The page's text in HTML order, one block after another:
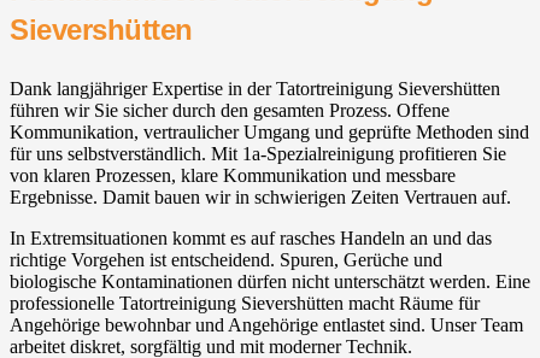
Sievershütten
Dank langjähriger Expertise in der Tatortreinigung Sievershütten
führen wir Sie sicher durch den gesamten Prozess. Offene
Kommunikation, vertraulicher Umgang und geprüfte Methoden sind
für uns selbstverständlich. Mit 1a-Spezialreinigung profitieren Sie
von klaren Prozessen, klare Kommunikation und messbare
Ergebnisse. Damit bauen wir in schwierigen Zeiten Vertrauen auf.
In Extremsituationen kommt es auf rasches Handeln an und das
richtige Vorgehen ist entscheidend. Spuren, Gerüche und
biologische Kontaminationen dürfen nicht unterschätzt werden. Eine
professionelle Tatortreinigung Sievershütten macht Räume für
Angehörige bewohnbar und Angehörige entlastet sind. Unser Team
arbeitet diskret, sorgfältig und mit moderner Technik.